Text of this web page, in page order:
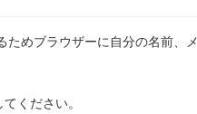
ためブラウザーに自分の名前、
ください。